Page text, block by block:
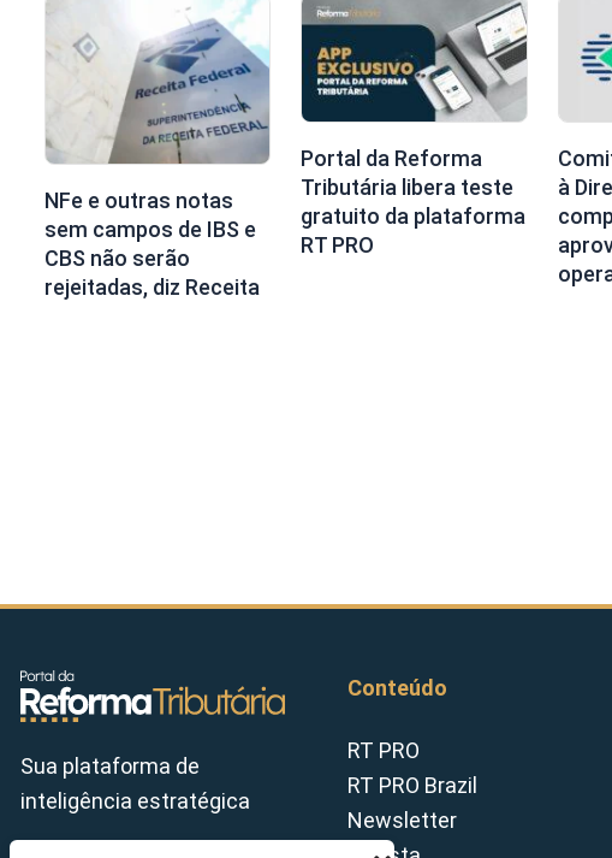
NFe e outras notas
sem campos de IBS e
CBS não serão
rejeitadas, diz Receita
Portal da Reforma
Tributária libera teste
gratuito da plataforma
RT PRO
à
Sua plataforma de
inteligência estratégica
Conteúdo
RT PRO
RT PRO Brazil
Newsletter